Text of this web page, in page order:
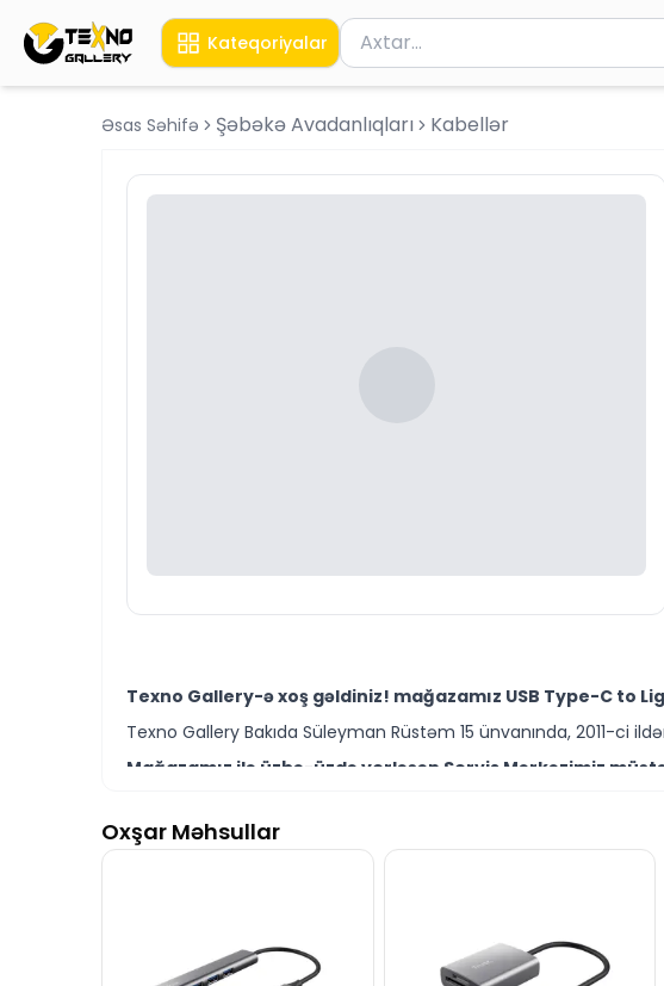
Kateqoriyalar Məhsul axtar
Axtarış üçün ən azı 2 simvol
Əsas Səhifə Şəbəkə Avadanlıqları Kabellər
Texno Gallery-ə xoş gəldiniz! mağazamız USB Type-C
Texno Gallery Bakıda Süleyman Rüstəm 15 ünvanında, 2011-ci
Mağazamız ilə üzbə-üzdə yerləşən Servis Mərkəzimiz
Anker PowerLine III USB Type-C to Lightning 0.9 m White
İstər USB Type-C to Lightning kabel modelləri istərsə də
Seçim etməkdə məsləhətə ehtiyacınız varsa təcrübəli
Oxşar Məhsullar